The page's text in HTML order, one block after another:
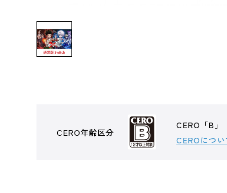
CERO年齢区分
CERO「B」
CEROにつ